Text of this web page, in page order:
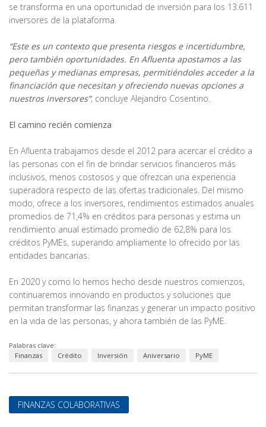
se transforma en una oportunidad de inversión para los 13.611
inversores de la plataforma.
“Este es un contexto que presenta riesgos e incertidumbre,
pero también oportunidades. En Afluenta apostamos a las
pequeñas y medianas empresas, permitiéndoles acceder a la
financiación que necesitan y ofreciendo nuevas opciones a
nuestros inversores”, concluye Alejandro Cosentino.
El camino recién comienza
En Afluenta trabajamos desde el 2012 para acercar el crédito a
las personas con el fin de brindar servicios financieros más
inclusivos, menos costosos y que ofrezcan una experiencia
superadora respecto de las ofertas tradicionales. Del mismo
modo, ofrece a los inversores, rendimientos estimados anuales
promedios de 71,4% en créditos para personas y estima un
rendimiento anual estimado promedio de 62,8% para los
créditos PyMEs, superando ampliamente lo ofrecido por las
entidades bancarias.
En 2020 y como lo hemos hecho desde nuestros comienzos,
continuaremos innovando en productos y soluciones que
permitan transformar las finanzas y generar un impacto positivo
en la vida de las personas, y ahora también de las PyME.
Palabras clave:
Finanzas
Crédito Inversión Aniversario PyME
FINANZAS COLABORATIVAS